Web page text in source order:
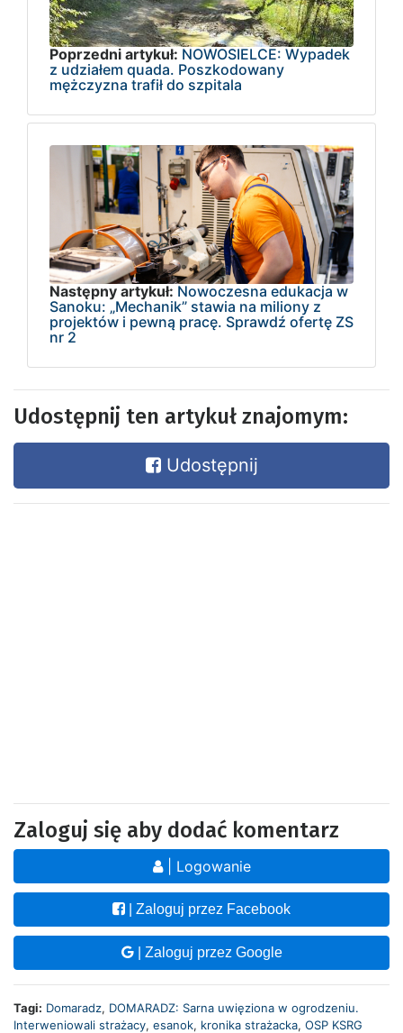
Poprzedni artykuł: NOWOSIELCE: Wypadek
z udziałem quada. Poszkodowany
mężczyzna trafił do szpitala
Następny artykuł: Nowoczesna edukacja w
Sanoku: „Mechanik” stawia na miliony z
projektów i pewną pracę. Sprawdź ofertę ZS
nr 2
Udostępnij ten artykuł znajomym:
Udostępnij
Zaloguj się aby dodać komentarz
| Logowanie
| Zaloguj przez Facebook
| Zaloguj przez Google
Tagi: Domaradz, DOMARADZ: Sarna uwięziona w ogrodzeniu.
Interweniowali strażacy, esanok, kronika strażacka, OSP KSRG